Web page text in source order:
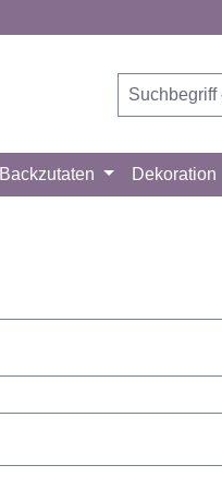
Backzutaten Dekoration